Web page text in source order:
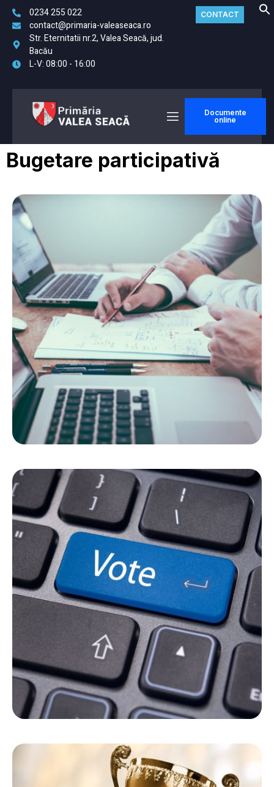
0234 255 022
contact@primaria-valeaseaca.ro
Str. Eternitatii nr.2, Valea Seacă, jud.
Bacău
L-V: 08:00 - 16:00
CONTACT
Documente
online
Bugetare participativă